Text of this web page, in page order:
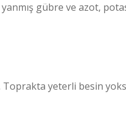
gübre ve azot,
Toprakta yeterli besin